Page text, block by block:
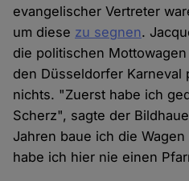
evangelischer Vertreter
um diese zu segnen.
die politischen
den Düsseldorfer Karneval
nichts. "Zuerst habe ich
Scherz", sagte der
Jahren baue ich die
habe ich hier nie einen